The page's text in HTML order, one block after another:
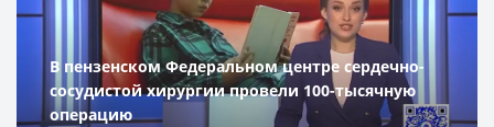
В пензенском Федеральном центре сердечно-
сосудистой хирургии провели 100-тысячную
операцию